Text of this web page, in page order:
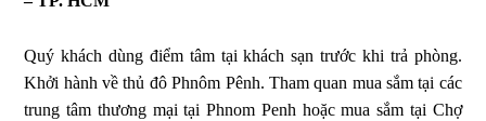
Quý khách dùng điểm tâm tại khách sạn trước khi trả phòng.
Khởi hành về thủ đô Phnôm Pênh. Tham quan mua sắm tại các
trung tâm thương mại tại Phnom Penh hoặc mua sắm tại Chợ